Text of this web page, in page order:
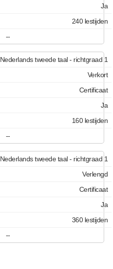
Ja
240 lestijden
--
Nederlands tweede taal - richtgraad 1
Verkort
Certificaat
Ja
160 lestijden
--
Nederlands tweede taal - richtgraad 1
Verlengd
Certificaat
Ja
360 lestijden
--